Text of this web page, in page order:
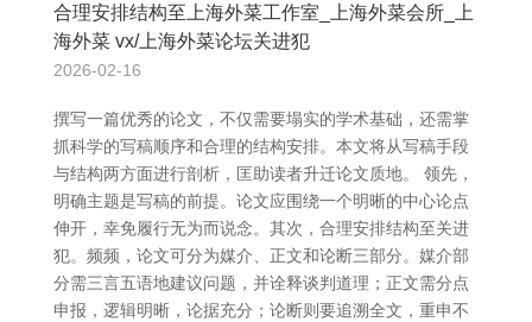
合理安排结构至上海外菜工作室_上海外菜会所_上
海外菜 vx/上海外菜论坛关进犯
2026-02-16
撰写一篇优秀的论文，不仅需要塌实的学术基础，还需掌
抓科学的写稿顺序和合理的结构安排。本文将从写稿手段
与结构两方面进行剖析，匡助读者升迁论文质地。 领先，
明确主题是写稿的前提。论文应围绕一个明晰的中心论点
伸开，幸免履行无为而说念。其次，合理安排结构至关进
犯。频频，论文可分为媒介、正文和论断三部分。媒介部
分需三言五语地建议问题，并诠释谈判道理；正文需分点
申报，逻辑明晰，论据充分；论断则要追溯全文，重申不